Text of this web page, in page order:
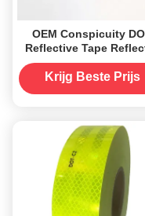
OEM Conspicuity
Reflective Tape
Sticker PET-type
Krijg Beste Prijs